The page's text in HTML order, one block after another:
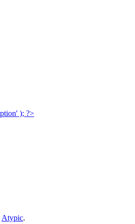
Atypic.